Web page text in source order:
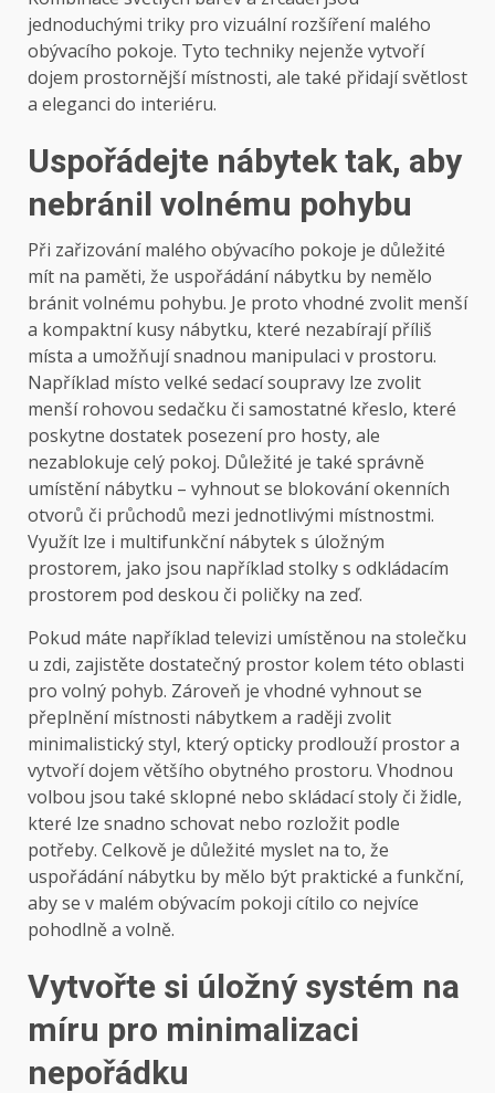
jednoduchými triky pro vizuální rozšíření malého
obývacího pokoje. Tyto techniky nejenže vytvoří
dojem prostornější místnosti, ale také přidají světlost
a eleganci do interiéru.
Uspořádejte nábytek tak, aby
nebránil volnému pohybu
Při zařizování malého obývacího pokoje je důležité
mít na paměti, že uspořádání nábytku by nemělo
bránit volnému pohybu. Je proto vhodné zvolit menší
a kompaktní kusy nábytku, které nezabírají příliš
místa a umožňují snadnou manipulaci v prostoru.
Například místo velké sedací soupravy lze zvolit
menší rohovou sedačku či samostatné křeslo, které
poskytne dostatek posezení pro hosty, ale
nezablokuje celý pokoj. Důležité je také správně
umístění nábytku – vyhnout se blokování okenních
otvorů či průchodů mezi jednotlivými místnostmi.
Využít lze i multifunkční nábytek s úložným
prostorem, jako jsou například stolky s odkládacím
prostorem pod deskou či poličky na zeď.
Pokud máte například televizi umístěnou na stolečku
u zdi, zajistěte dostatečný prostor kolem této oblasti
pro volný pohyb. Zároveň je vhodné vyhnout se
přeplnění místnosti nábytkem a raději zvolit
minimalistický styl, který opticky prodlouží prostor a
vytvoří dojem většího obytného prostoru. Vhodnou
volbou jsou také sklopné nebo skládací stoly či židle,
které lze snadno schovat nebo rozložit podle
potřeby. Celkově je důležité myslet na to, že
uspořádání nábytku by mělo být praktické a funkční,
aby se v malém obývacím pokoji cítilo co nejvíce
pohodlně a volně.
Vytvořte si úložný systém na
míru pro minimalizaci
nepořádku